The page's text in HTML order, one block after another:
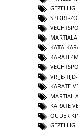
SPORT-
KATA-
VRIJE-
KARATE-
MARTIAL
KARATE
OUDER